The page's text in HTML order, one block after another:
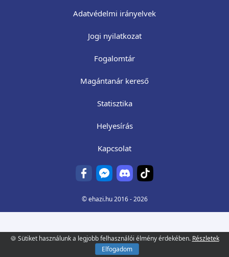
Adatvédelmi irányelvek
Jogi nyilatkozat
Fogalomtár
Magántanár kereső
Statisztika
Helyesírás
Kapcsolat
©ehazi.hu2016 - 2026
🍪 Sütiket használunk a legjobb felhasználói élmény érdekében. Részletek
Elfogadom